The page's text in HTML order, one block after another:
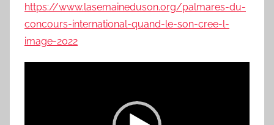
https://www.lasemaineduson.org/palmares-du-
concours-international-quand-le-son-cree-l-
image-2022